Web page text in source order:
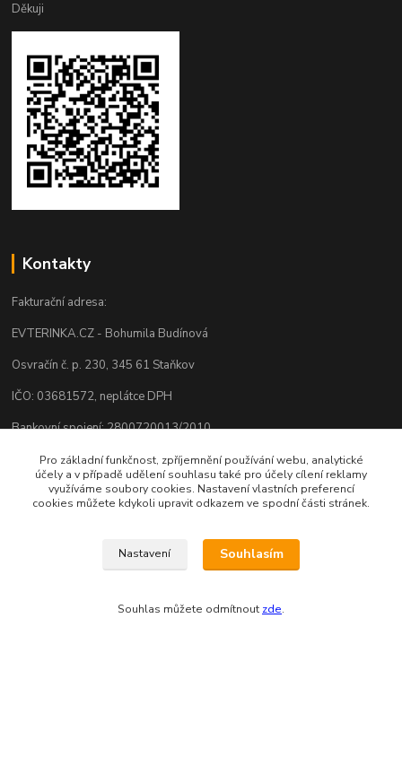
Děkuji
Kontakty
Fakturační adresa:
EVTERINKA.CZ - Bohumila Budínová
Osvračín č. p. 230, 345 61 Staňkov
IČO: 03681572, neplátce DPH
Bankovní spojení: 2800720013/2010
Odesíláme přes:
Pro základní funkčnost, zpříjemnění používání webu, analytické
účely a v případě udělení souhlasu také pro účely cílení reklamy
využíváme soubory cookies. Nastavení vlastních preferencí
cookies můžete kdykoli upravit odkazem ve spodní části stránek.
Nastavení Souhlasím
Souhlas můžete odmítnout zde.